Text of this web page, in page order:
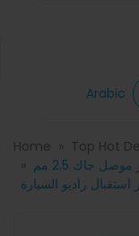
Arabic
Home
Top Hot
ميكروفون صوت السيارة بطول 3 أمتار موصل جاك 2.5 مم
راديو السيارة